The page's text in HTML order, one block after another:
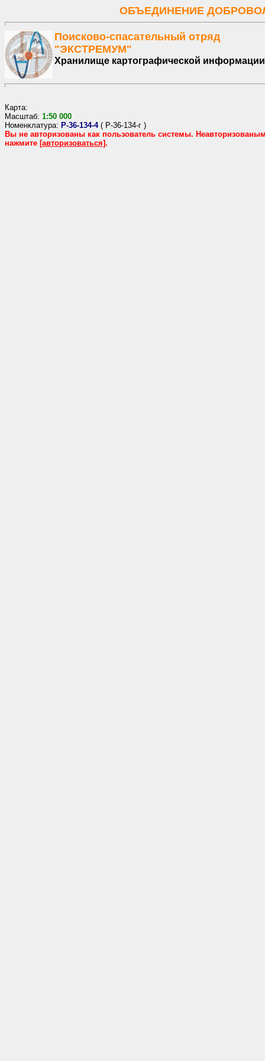
ОБЪЕДИНЕНИЕ
Поисково-спасательный отряд
"ЭКСТРЕМУМ"
Хранилище картографической информации
Карта:
Масштаб: 1:50 000
Номенклатура: P-36-134-4( P-36-134-г )
Вы не авторизованы как пользователь системы.
нажмите [авторизоваться].